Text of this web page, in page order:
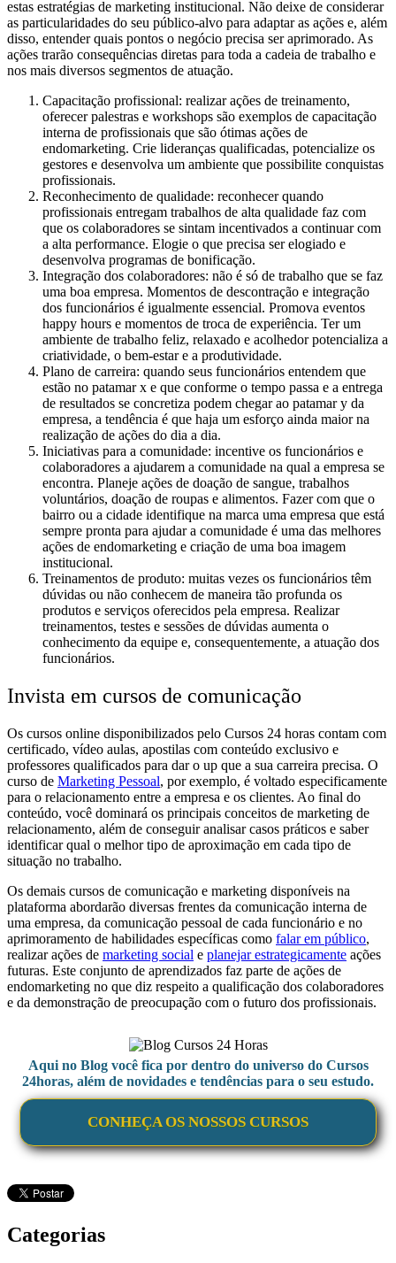
estas estratégias de marketing institucional. Não deixe de considerar
as particularidades do seu público-alvo para adaptar as ações e, além
disso, entender quais pontos o negócio precisa ser aprimorado. As
ações trarão consequências diretas para toda a cadeia de trabalho e
nos mais diversos segmentos de atuação.
Capacitação profissional: realizar ações de treinamento,
oferecer palestras e workshops são exemplos de capacitação
interna de profissionais que são ótimas ações de
endomarketing. Crie lideranças qualificadas, potencialize os
gestores e desenvolva um ambiente que possibilite conquistas
profissionais.
Reconhecimento de qualidade: reconhecer quando
profissionais entregam trabalhos de alta qualidade faz com
que os colaboradores se sintam incentivados a continuar com
a alta performance. Elogie o que precisa ser elogiado e
desenvolva programas de bonificação.
Integração dos colaboradores: não é só de trabalho que se faz
uma boa empresa. Momentos de descontração e integração
dos funcionários é igualmente essencial. Promova eventos
happy hours e momentos de troca de experiência. Ter um
ambiente de trabalho feliz, relaxado e acolhedor potencializa a
criatividade, o bem-estar e a produtividade.
Plano de carreira: quando seus funcionários entendem que
estão no patamar x e que conforme o tempo passa e a entrega
de resultados se concretiza podem chegar ao patamar y da
empresa, a tendência é que haja um esforço ainda maior na
realização de ações do dia a dia.
Iniciativas para a comunidade: incentive os funcionários e
colaboradores a ajudarem a comunidade na qual a empresa se
encontra. Planeje ações de doação de sangue, trabalhos
voluntários, doação de roupas e alimentos. Fazer com que o
bairro ou a cidade identifique na marca uma empresa que está
sempre pronta para ajudar a comunidade é uma das melhores
ações de endomarketing e criação de uma boa imagem
institucional.
Treinamentos de produto: muitas vezes os funcionários têm
dúvidas ou não conhecem de maneira tão profunda os
produtos e serviços oferecidos pela empresa. Realizar
treinamentos, testes e sessões de dúvidas aumenta o
conhecimento da equipe e, consequentemente, a atuação dos
funcionários.
Invista em cursos de comunicação
Os cursos online disponibilizados pelo Cursos 24 horas contam com
certificado, vídeo aulas, apostilas com conteúdo exclusivo e
professores qualificados para dar o up que a sua carreira precisa. O
curso de Marketing Pessoal, por exemplo, é voltado especificamente
para o relacionamento entre a empresa e os clientes. Ao final do
conteúdo, você dominará os principais conceitos de marketing de
relacionamento, além de conseguir analisar casos práticos e saber
identificar qual o melhor tipo de aproximação em cada tipo de
situação no trabalho.
Os demais cursos de comunicação e marketing disponíveis na
plataforma abordarão diversas frentes da comunicação interna de
uma empresa, da comunicação pessoal de cada funcionário e no
aprimoramento de habilidades específicas como falar em público,
realizar ações de marketing social e planejar estrategicamente ações
futuras. Este conjunto de aprendizados faz parte de ações de
endomarketing no que diz respeito a qualificação dos colaboradores
e da demonstração de preocupação com o futuro dos profissionais.
Aqui no Blog você fica por dentro do universo do Cursos
24horas, além de novidades e tendências para o seu estudo.
CONHEÇA OS NOSSOS CURSOS
Categorias